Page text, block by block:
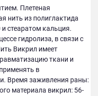
Плетеная
нить из полиглактида
стеаратом кальция.
гидролиза, в связи с
Викрил имеет
ткани и
в
Время заживления раны:
материала викрил: 56-